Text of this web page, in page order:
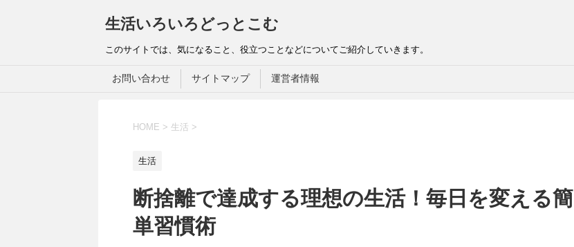
生活いろいろどっとこむ
このサイトでは、気になること、役立つことなどについてご紹介していきます。
お問い合わせ サイトマップ 運営者情報
HOME > 生活 >
生活
断捨離で達成する理想の生活！毎日を変える簡
単習慣術